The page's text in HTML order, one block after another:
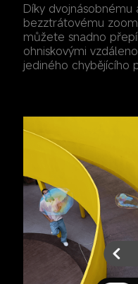
Díky dvojnásobnému
bezztrátovému
můžete snadno
ohniskovými
jediného chybějícího